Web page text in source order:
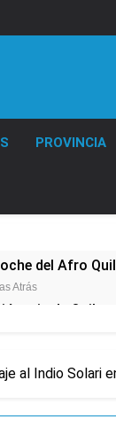
PROVINCIA
del Afro
Atrás
de
Atrás
450 puntos
al Indio Solari